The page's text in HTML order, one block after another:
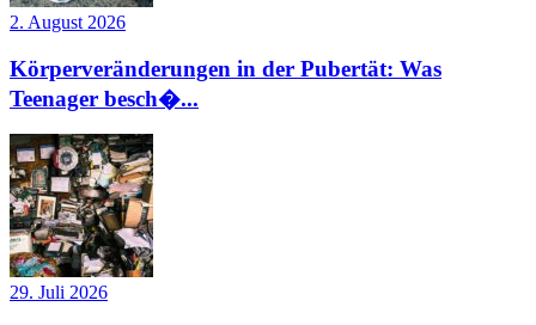
2. August 2026
Körperveränderungen in der Pubertät: Was
Teenager besch�...
29. Juli 2026